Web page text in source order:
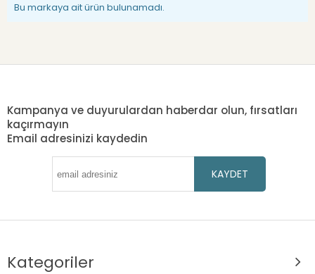
Bu markaya ait ürün bulunamadı.
Kampanya ve duyurulardan haberdar olun, fırsatları
kaçırmayın
Email adresinizi kaydedin
KAYDET
Kategoriler